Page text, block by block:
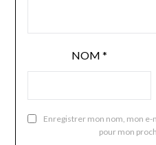
NOM *
Enregistrer mon nom, mon e-
pour mon